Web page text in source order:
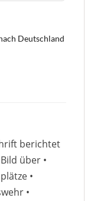
Deutschland
berichtet
über •
•
•